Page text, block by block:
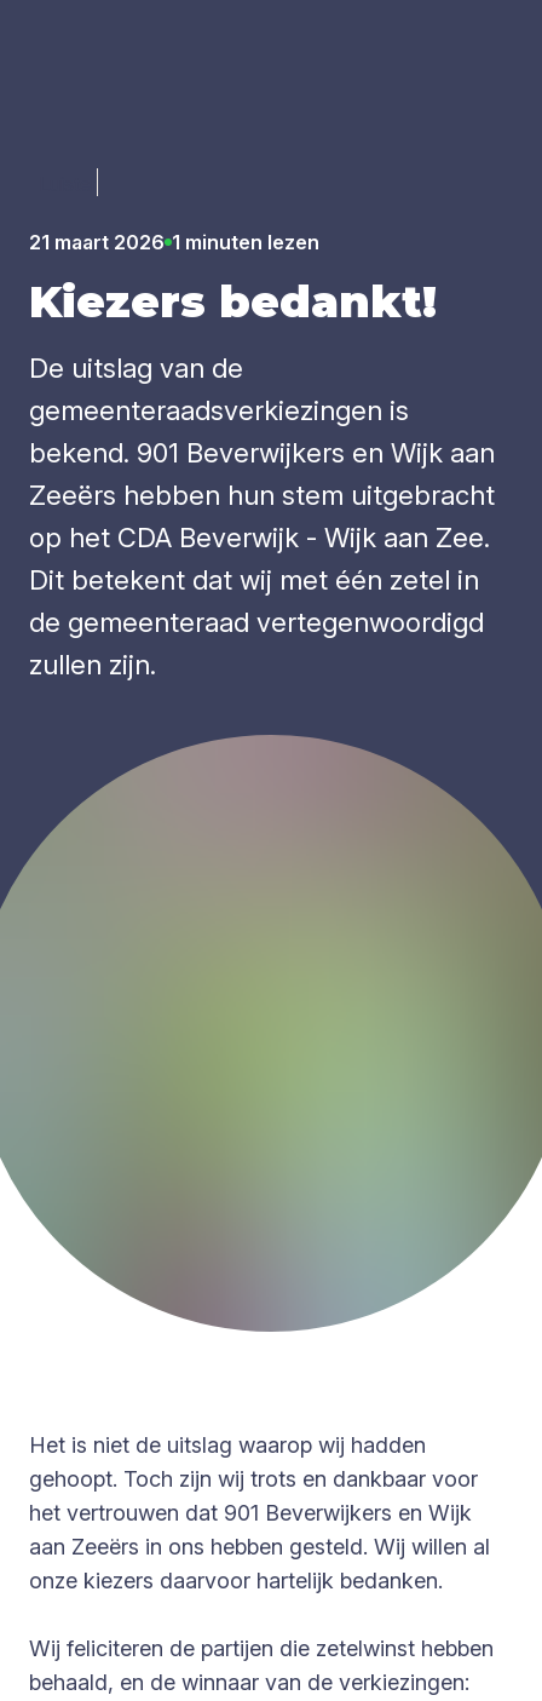
21 maart 2026 1 minuten lezen
Kie­zers bedankt!
De uitslag van de
gemeenteraadsverkiezingen is
bekend. 901 Beverwijkers en Wijk aan
Zeeërs hebben hun stem uitgebracht
op het CDA Beverwijk - Wijk aan Zee.
Dit betekent dat wij met één zetel in
de gemeenteraad vertegenwoordigd
zullen zijn.
Het is niet de uitslag waarop wij hadden
gehoopt. Toch zijn wij trots en dankbaar voor
het vertrouwen dat 901 Beverwijkers en Wijk
aan Zeeërs in ons hebben gesteld. Wij willen al
onze kiezers daarvoor hartelijk bedanken.
Wij feliciteren de partijen die zetelwinst hebben
behaald, en de winnaar van de verkiezingen: